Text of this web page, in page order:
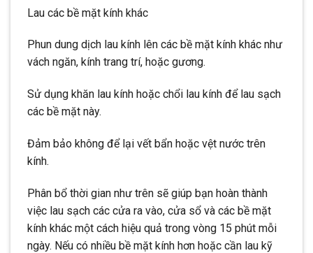
Lau các bề mặt kính khác
Phun dung dịch lau kính lên các bề mặt kính khác như
vách ngăn, kính trang trí, hoặc gương.
Sử dụng khăn lau kính hoặc chổi lau kính để lau sạch
các bề mặt này.
Đảm bảo không để lại vết bẩn hoặc vệt nước trên
kính.
Phân bổ thời gian như trên sẽ giúp bạn hoàn thành
việc lau sạch các cửa ra vào, cửa sổ và các bề mặt
kính khác một cách hiệu quả trong vòng 15 phút mỗi
ngày. Nếu có nhiều bề mặt kính hơn hoặc cần lau kỹ